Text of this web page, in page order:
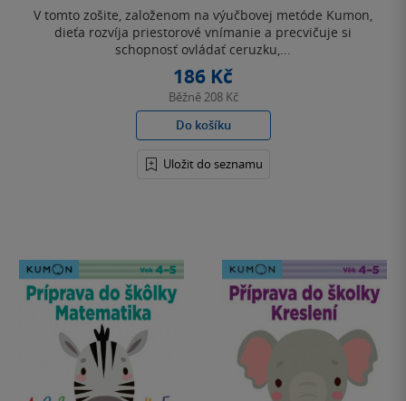
V tomto zošite, založenom na výučbovej metóde Kumon,
dieťa rozvíja priestorové vnímanie a precvičuje si
schopnosť ovládať ceruzku,...
186 Kč
Běžně208 Kč
Do košíku
Uložit do seznamu